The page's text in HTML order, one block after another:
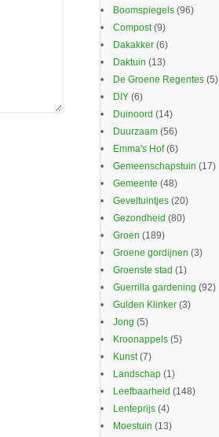
Boomspiegels(96)
Compost(9)
Dakakker(6)
Daktuin (13)
De Groene Regentes(5)
DIY(6)
Duinoord (14)
Duurzaam(56)
Emma's Hof(6)
Gemeenschapstuin (17)
Gemeente (48)
Geveltuintjes(20)
Gezondheid (80)
Groen (189)
Groene gordijnen (3)
Groenste stad (1)
Guerrilla gardening (92)
Gulden Klinker(3)
Jong (5)
Kroonappels(5)
Kunst(7)
Landschap(1)
Leefbaarheid (148)
Lenteprijs(4)
Moestuin (13)